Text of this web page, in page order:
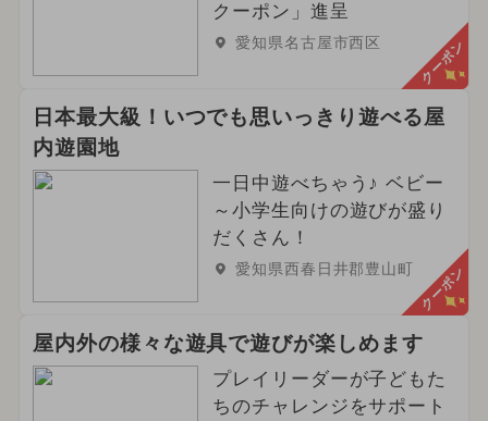
クーポン」進呈
愛知県名古屋市西区 クーポン
日本最大級！いつでも思いっきり遊べる屋
内遊園地
一日中遊べちゃう♪ ベビー
～小学生向けの遊びが盛り
だくさん！
愛知県西春日井郡豊山町 クーポン
屋内外の様々な遊具で遊びが楽しめます
プレイリーダーが子どもた
ちのチャレンジをサポート